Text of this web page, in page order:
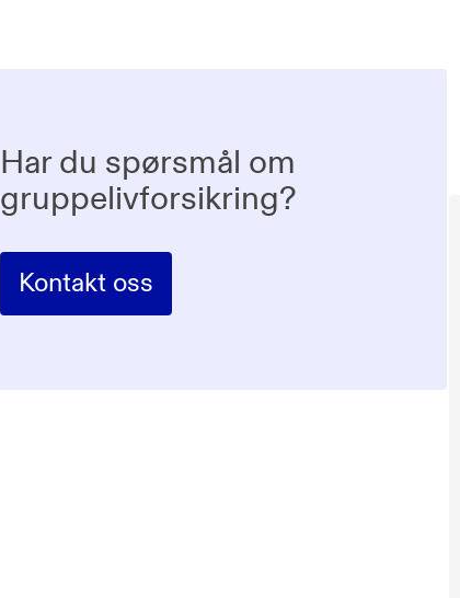
Har du spørsmål om
gruppelivforsikring?
Kontakt oss